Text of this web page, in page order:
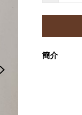
簡介